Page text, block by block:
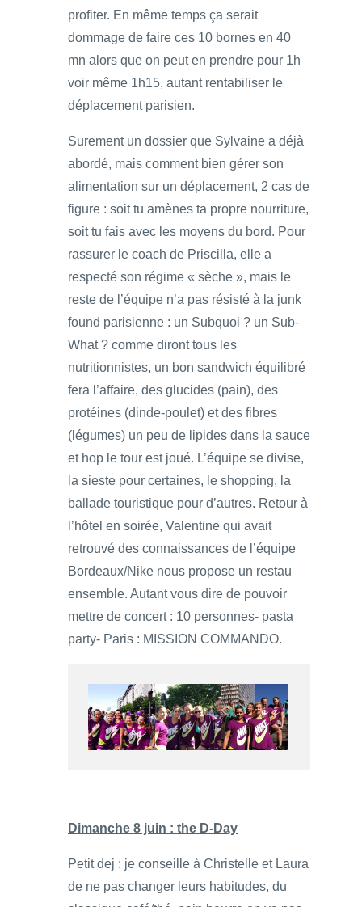
profiter. En même temps ça serait
dommage de faire ces 10 bornes en 40
mn alors que on peut en prendre pour 1h
voir même 1h15, autant rentabiliser le
déplacement parisien.
Surement un dossier que Sylvaine a déjà
abordé, mais comment bien gérer son
alimentation sur un déplacement, 2 cas de
figure : soit tu amènes ta propre nourriture,
soit tu fais avec les moyens du bord. Pour
rassurer le coach de Priscilla, elle a
respecté son régime « sèche », mais le
reste de l’équipe n’a pas résisté à la junk
found parisienne : un Subquoi ? un Sub-
What ? comme diront tous les
nutritionnistes, un bon sandwich équilibré
fera l’affaire, des glucides (pain), des
protéines (dinde-poulet) et des fibres
(légumes) un peu de lipides dans la sauce
et hop le tour est joué. L’équipe se divise,
la sieste pour certaines, le shopping, la
ballade touristique pour d’autres. Retour à
l’hôtel en soirée, Valentine qui avait
retrouvé des connaissances de l’équipe
Bordeaux/Nike nous propose un restau
ensemble. Autant vous dire de pouvoir
mettre de concert : 10 personnes- pasta
party- Paris : MISSION COMMANDO.
Dimanche 8 juin : the D-Day
Petit dej : je conseille à Christelle et Laura
de ne pas changer leurs habitudes, du